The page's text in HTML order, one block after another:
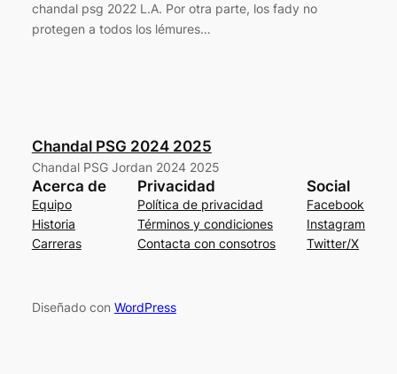
chandal psg 2022 L.A. Por otra parte, los fady no
protegen a todos los lémures…
Chandal PSG 2024 2025
Chandal PSG Jordan 2024 2025
Acerca de
Equipo
Historia
Carreras
Privacidad
Política de privacidad
Términos y condiciones
Contacta con consotros
Social
Facebook
Instagram
Twitter/X
Diseñado con WordPress